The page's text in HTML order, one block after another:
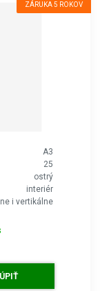
ZÁRUKA 5 ROKOV
A3
25
ostrý
interiér
i vertikálne